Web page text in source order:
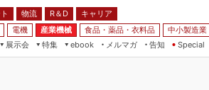
物流 R＆D
キャリア
電機 産業機械 食品・薬品・衣料品
中小製造業
展示会
特集
ebook
メルマガ
告知 Special